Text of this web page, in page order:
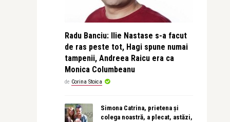
Radu Banciu: Ilie Nastase s-a facut
de ras peste tot, Hagi spune numai
tampenii, Andreea Raicu era ca
Monica Columbeanu
de Corina Stoica
Simona Catrina, prietena și
colega noastră, a plecat, astăzi,